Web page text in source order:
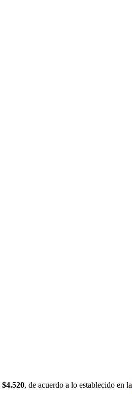
$4.520, de acuerdo a lo establecido en la